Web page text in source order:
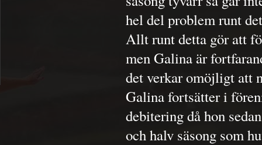
hel del problem runt
Allt runt detta gör att
men Galina är
det verkar omöjligt att
Galina fortsätter i
debitering då hon
och halv säsong som